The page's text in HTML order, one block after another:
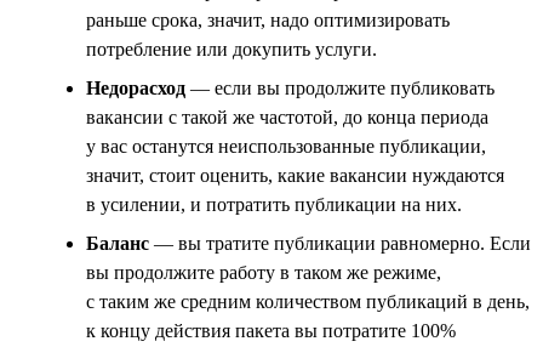
раньше срока, значит, надо оптимизировать
потребление или докупить услуги.
Недорасход — если вы продолжите публиковать
вакансии с такой же частотой, до конца периода
у вас останутся неиспользованные публикации,
значит, стоит оценить, какие вакансии нуждаются
в усилении, и потратить публикации на них.
Баланс — вы тратите публикации равномерно. Если
вы продолжите работу в таком же режиме,
с таким же средним количеством публикаций в день,
к концу действия пакета вы потратите 100%